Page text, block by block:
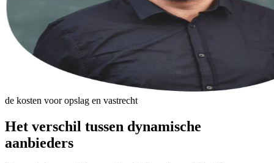
de kosten voor opslag en vastrecht
Het verschil tussen dynamische
aanbieders